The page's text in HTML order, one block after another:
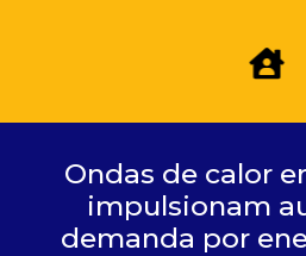
Ondas de calor
impulsionam
demanda por